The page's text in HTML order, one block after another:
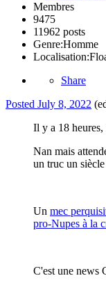
Membres
9475
11962 posts
Genre:Homme
Localisation:
Share
Posted July 8, 2022
Il y a 18
Nan mais
un truc un siècle
Un mec
pro-Nupes à la
C'est une news